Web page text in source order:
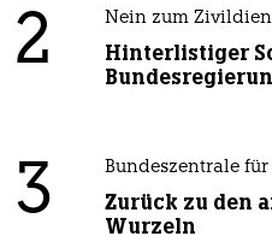
2 Nein zum
Hinterlistiger
3 Bundeszentrale
Zurück zu den
Wurzeln